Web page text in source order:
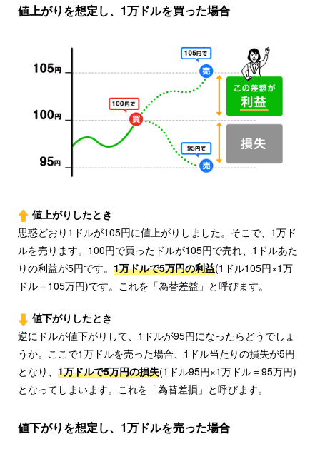
値上がりを想定し、1万ドルを買った場合
値上がりしたとき
思惑どおり1ドルが105円に値上がりしました。そこで、1万ド
ルを売ります。100円で買ったドルが105円で売れ、1ドルあた
りの利益が5円です。 1万ドルで5万円の利益(1ドル105円×1万
ドル＝105万円)です。これを「為替差益」と呼びます。
値下がりしたとき
逆にドルが値下がりして、1ドルが95円になったらどうでしょ
うか。ここで1万ドルを売った場合、1ドル当たりの損失が5円
となり、 1万ドルで5万円の損失(1ドル95円×1万ドル＝95万円)
となってしまいます。これを「為替差損」と呼びます。
値下がりを想定し、1万ドルを売った場合